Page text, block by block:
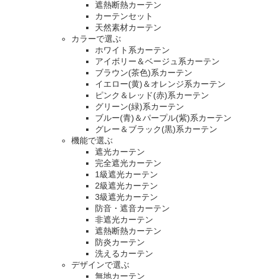
遮熱断熱カーテン
カーテンセット
天然素材カーテン
カラーで選ぶ
ホワイト系カーテン
アイボリー＆ベージュ系カーテン
ブラウン(茶色)系カーテン
イエロー(黄)＆オレンジ系カーテン
ピンク＆レッド(赤)系カーテン
グリーン(緑)系カーテン
ブルー(青)＆パープル(紫)系カーテン
グレー＆ブラック(黒)系カーテン
機能で選ぶ
遮光カーテン
完全遮光カーテン
1級遮光カーテン
2級遮光カーテン
3級遮光カーテン
防音・遮音カーテン
非遮光カーテン
遮熱断熱カーテン
防炎カーテン
洗えるカーテン
デザインで選ぶ
無地カーテン